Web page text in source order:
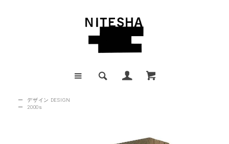
ー
デザイン DESIGN
ー
2000s